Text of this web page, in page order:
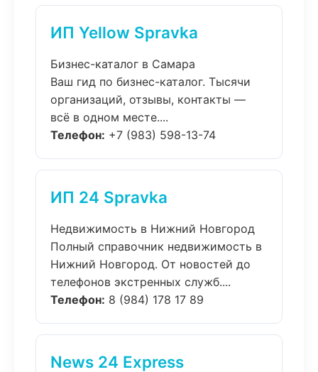
ИП Yellow Spravka
Бизнес-каталог в Самара
Ваш гид по бизнес-каталог. Тысячи
организаций, отзывы, контакты —
всё в одном месте....
Телефон: +7 (983) 598-13-74
ИП 24 Spravka
Недвижимость в Нижний Новгород
Полный справочник недвижимость в
Нижний Новгород. От новостей до
телефонов экстренных служб....
Телефон: 8 (984) 178 17 89
News 24 Express